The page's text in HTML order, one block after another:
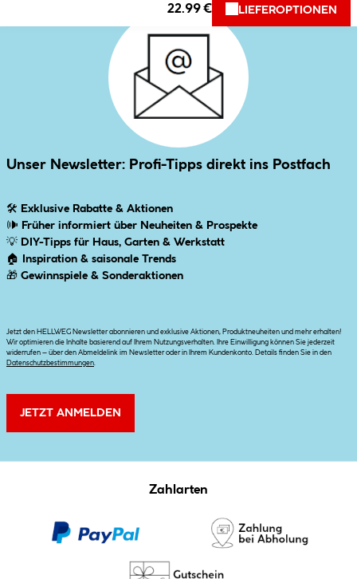
22.99 € LIEFEROPTIONEN
Unser Newsletter: Profi-Tipps direkt ins Postfach
🛠 Exklusive Rabatte & Aktionen
🕪 Früher informiert über Neuheiten & Prospekte
💡 DIY-Tipps für Haus, Garten & Werkstatt
🏠
Inspiration & saisonale Trends
🎁 Gewinnspiele & Sonderaktionen
Jetzt den HELLWEG Newsletter abonnieren und exklusive Aktionen, Produktneuheiten und mehr erhalten!
Wir optimieren die Inhalte basierend auf Ihrem Nutzungsverhalten. Ihre Einwilligung können Sie jederzeit
widerrufen – über den Abmeldelink im Newsletter oder in Ihrem Kundenkonto. Details finden Sie in den
Datenschutzbestimmungen
JETZT ANMELDEN
Zahlarten